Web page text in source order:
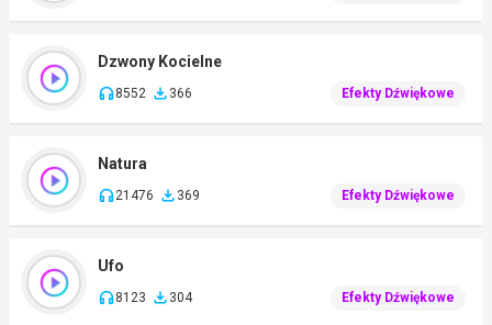
Dzwony Kocielne
8552 366 Efekty Dźwiękowe
Natura
21476 369 Efekty Dźwiękowe
Ufo
8123 304 Efekty Dźwiękowe